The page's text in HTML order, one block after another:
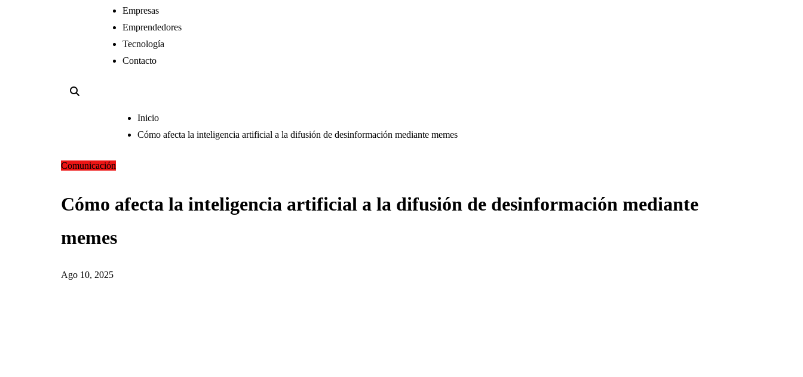
Empresas
Emprendedores
Tecnología
Contacto
Inicio
Cómo afecta la inteligencia artificial a la difusión de desinformación mediante memes
Comunicación
Cómo afecta la inteligencia artificial a la difusión de desinformación mediante
memes
Ago 10, 2025